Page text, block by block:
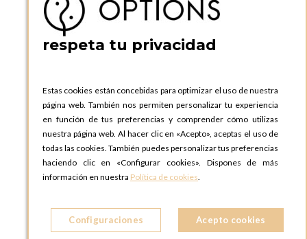
ESPAñA
Teléfono:
+34 935 724 041
OPTIONS BARCELONA SHOWROOM
ESPAñA
Teléfono:+34 935 724 041
OPTIONS MADRID
C. Lucio Emilio Cándido, 6,
28803 Alcalá de Henares, Madrid
ESPAñA
OPTIONS MADRID SHOWROOM
respeta tu privacidad
Estas cookies están concebidas para optimizar el uso de nuestra
página web. También nos permiten personalizar tu experiencia
en función de tus preferencias y comprender cómo utilizas
nuestra página web. Al hacer clic en «Acepto», aceptas el uso de
todas las cookies. También puedes personalizar tus preferencias
haciendo clic en «Configurar cookies». Dispones de más
información en nuestra Política de cookies.
Configuraciones Acepto cookies